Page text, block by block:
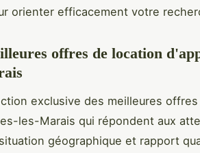
orienter efficacement votre
offres de location
exclusive des meilleures
les-Marais qui répondent aux
géographique et rapport